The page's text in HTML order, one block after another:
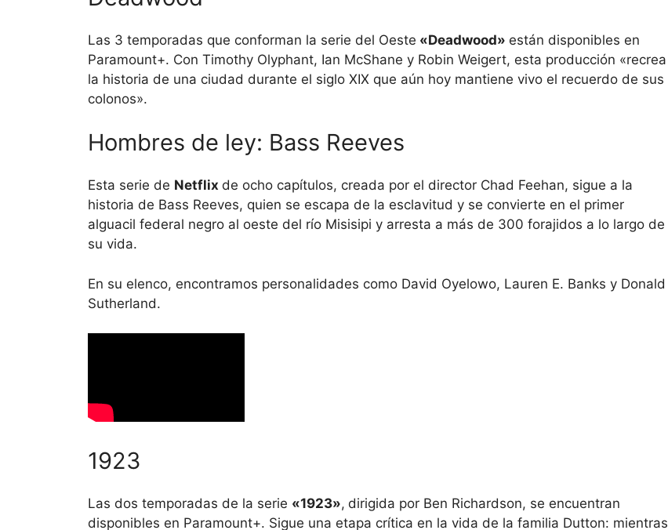
Las 3 temporadas que conforman la serie del Oeste «Deadwood» están disponibles en
Paramount+. Con Timothy Olyphant, Ian McShane y Robin Weigert, esta producción «recrea
la historia de una ciudad durante el siglo XIX que aún hoy mantiene vivo el recuerdo de sus
colonos».
Hombres de ley: Bass Reeves
Esta serie de Netflix de ocho capítulos, creada por el director Chad Feehan, sigue a la
historia de Bass Reeves, quien se escapa de la esclavitud y se convierte en el primer
alguacil federal negro al oeste del río Misisipi y arresta a más de 300 forajidos a lo largo de
su vida.
En su elenco, encontramos personalidades como David Oyelowo, Lauren E. Banks y Donald
Sutherland.
1923
Las dos temporadas de la serie «1923», dirigida por Ben Richardson, se encuentran
disponibles en Paramount+. Sigue una etapa crítica en la vida de la familia Dutton: mientras